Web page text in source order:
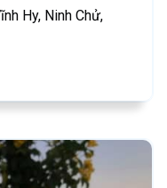
Hy, Ninh Chử,